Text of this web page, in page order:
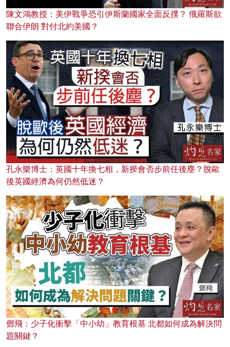
陳文鴻教授：美伊戰爭恐引伊斯蘭國家全面反撲？ 俄羅斯欲
聯合伊朗 對付北約美國？
孔永樂博士：英國十年換七相，新揆會否步前任後塵？脫歐
後英國經濟為何仍然低迷？
鄧飛：少子化衝擊「中小幼」教育根基 北都如何成為解決問
題關鍵？